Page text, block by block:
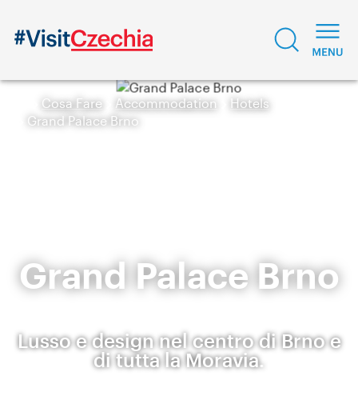
Cosa Fare Accommodation
Hotels
Grand Palace Brno
Grand Palace Brno
Lusso e design nel centro di Brno e
di tutta la Moravia.